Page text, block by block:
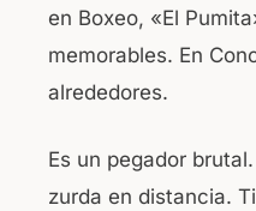
en Boxeo, «El
memorables. En
alrededores.
Es un pegador
zurda en distancia.